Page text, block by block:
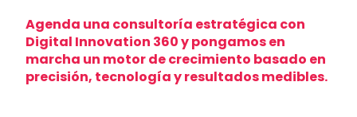
Agenda una consultoría estratégica con
Digital Innovation 360y pongamos en
marcha un motor de crecimiento basado en
precisión, tecnología y resultados medibles.